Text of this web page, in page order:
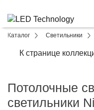
Каталог Светильники
К странице
Потолочные
светильники